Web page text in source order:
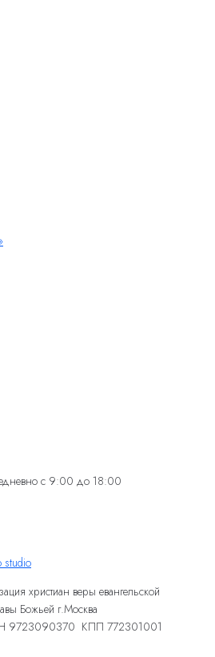
с 9:00 до 18:00
христиан веры евангельской
Божьей г.Москва
9723090370 КПП 772301001